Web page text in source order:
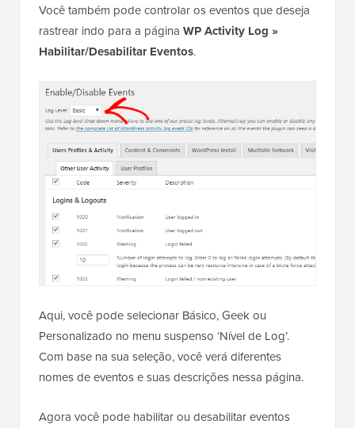
Você também pode controlar os eventos que deseja
rastrear indo para a página WP Activity Log »
Habilitar/Desabilitar Eventos.
Aqui, você pode selecionar Básico, Geek ou
Personalizado no menu suspenso ‘Nível de Log’.
Com base na sua seleção, você verá diferentes
nomes de eventos e suas descrições nessa página.
Agora você pode habilitar ou desabilitar eventos